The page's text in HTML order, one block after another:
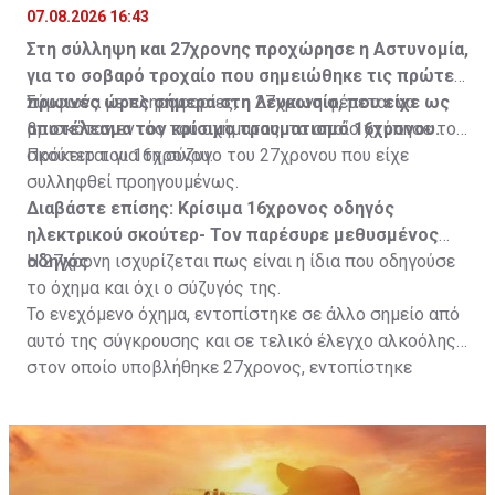
07.08.2026 16:43
Στη σύλληψη και 27χρονης προχώρησε η Αστυνομία,
για το σοβαρό τροχαίο που σημειώθηκε τις πρώτες
πρωινές ώρες σήμερα στη Λευκωσία, που είχε ως
αποτέλεσμα τον κρίσιμο τραυματισμό 16χρονου.
Σύμφωνα με πληροφορίες, η 27χρονη φέρεται να
βρισκόταν εντός του οχήματος, το οποίο χτύπησε το
σκούτερ του 16χρονου.
Πρόκειται για τη σύζυγο του 27χρονου που είχε
συλληφθεί προηγουμένως.
Διαβάστε επίσης: Κρίσιμα 16χρονος οδηγός
ηλεκτρικού σκούτερ- Τον παρέσυρε μεθυσμένος
οδηγός
Η 27χρονη ισχυρίζεται πως είναι η ίδια που οδηγούσε
το όχημα και όχι ο σύζυγός της.
Το ενεχόμενο όχημα, εντοπίστηκε σε άλλο σημείο από
αυτό της σύγκρουσης και σε τελικό έλεγχο αλκοόλης
στον οποίο υποβλήθηκε 27χρονος, εντοπίστηκε
για αυτόφωρο αδίκημα.